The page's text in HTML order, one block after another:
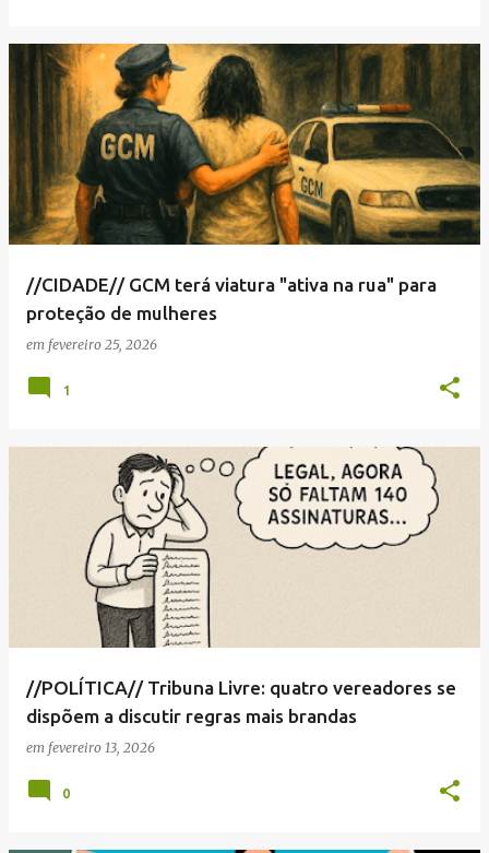
//CIDADE// GCM terá viatura "ativa na rua" para
proteção de mulheres
em fevereiro 25, 2026
1
//POLÍTICA// Tribuna Livre: quatro vereadores se
dispõem a discutir regras mais brandas
em fevereiro 13, 2026
0